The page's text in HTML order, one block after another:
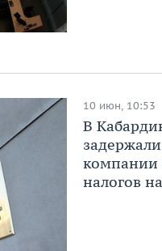
10 июн, 10:53
В
компании
налогов